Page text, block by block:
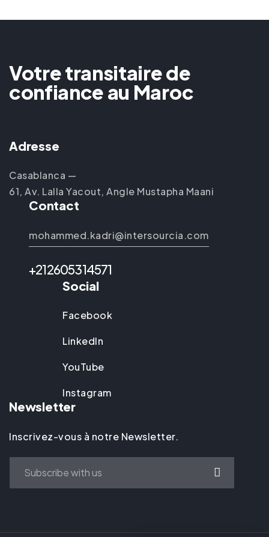
Votre transitaire de
confiance au Maroc
Adresse
Casablanca —
61, Av. Lalla Yacout, Angle Mustapha Maani
Contact
mohammed.kadri@intersourcia.com
+212605314571
Social
Facebook
LinkedIn
YouTube
Instagram
Newsletter
Inscrivez-vous à notre Newsletter.